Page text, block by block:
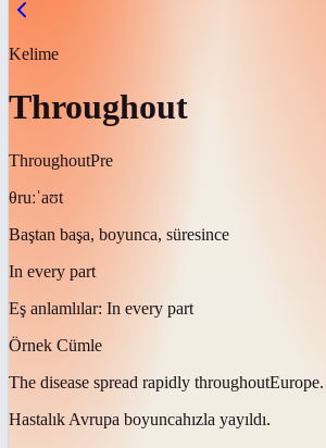
Kelime
Throughout
ThroughoutPre
θruːˈaʊt
Baştan başa, boyunca, süresince
In every part
Eş anlamlılar: In every part
Örnek Cümle
The disease spread rapidly throughoutEurope.
Hastalık Avrupa boyuncahızla yayıldı.